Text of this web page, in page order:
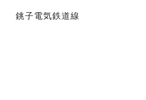
銚子電気鉄道線